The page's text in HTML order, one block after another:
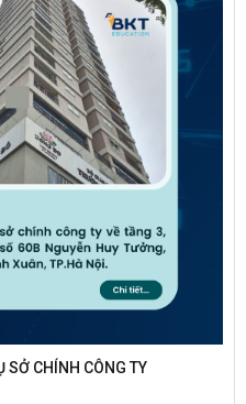
SỞ CHÍNH CÔNG TY